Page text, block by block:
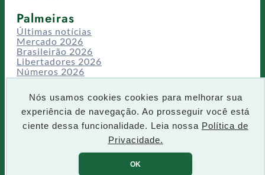
Nós usamos cookies cookies para melhorar sua
experiência de navegação. Ao prosseguir você está
ciente dessa funcionalidade. Leia nossa Política de
Privacidade.
OK
Palmeiras
Últimas notícias
Mercado 2026
Brasileirão 2026
Libertadores 2026
Números 2026
Campeonatos
Temporadas
CT/Centro de Excelência
Busca
P
e
q